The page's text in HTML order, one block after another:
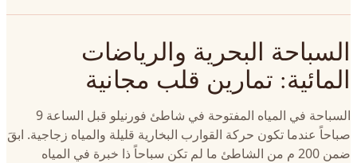
السباحة البحرية والرياضات
المائية: تمارين قلب مجانية
السباحة في المياه المفتوحة في شاطئ فورنيلو قبل الساعة 9
صباحاً عندما تكون حركة القوارب البخارية قليلة والمياه زجاجية. ابقَ
ضمن 200 م من الشاطئ ما لم تكن سباحاً ذا خبرة في المياه